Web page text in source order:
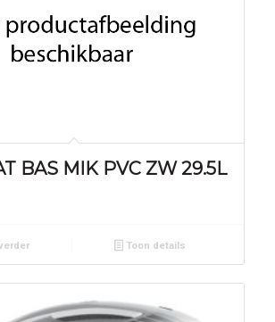
BAS MIK PVC ZW 29.5L
Toon details